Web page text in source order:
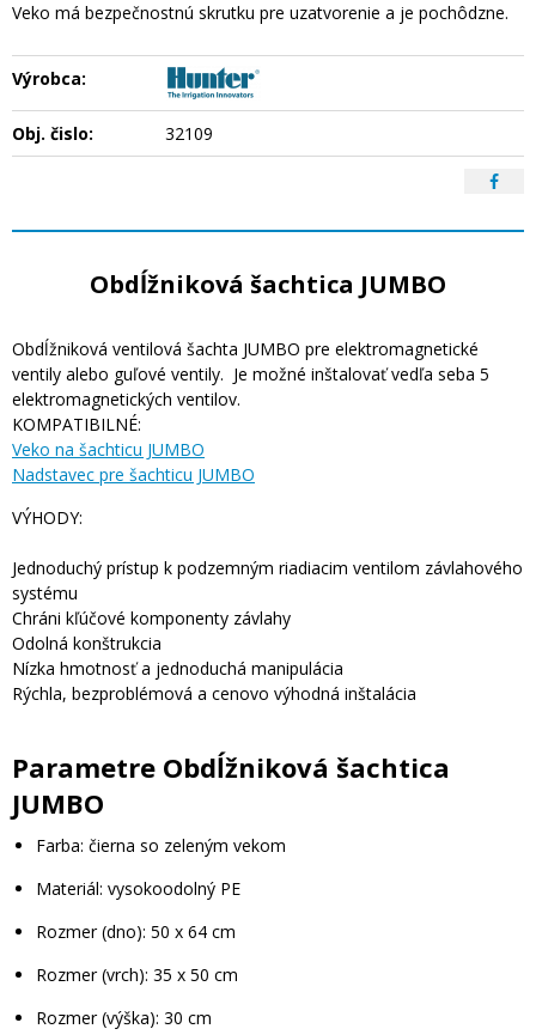
Veko má bezpečnostnú skrutku pre uzatvorenie a je pochôdzne.
Výrobca:
Obj. čislo: 32109
Obdĺžniková šachtica JUMBO
Obdĺžniková ventilová šachta JUMBO pre elektromagnetické
ventily alebo guľové ventily. Je možné inštalovať vedľa seba 5
elektromagnetických ventilov.
KOMPATIBILNÉ:
Veko na šachticu JUMBO
Nadstavec pre šachticu JUMBO
VÝHODY:
Jednoduchý prístup k podzemným riadiacim ventilom závlahového
systému
Chráni kľúčové komponenty závlahy
Odolná konštrukcia
Nízka hmotnosť a jednoduchá manipulácia
Rýchla, bezproblémová a cenovo výhodná inštalácia
Parametre Obdĺžniková šachtica
JUMBO
Farba: čierna so zeleným vekom
Materiál: vysokoodolný PE
Rozmer (dno): 50 x 64 cm
Rozmer (vrch): 35 x 50 cm
Rozmer (výška): 30 cm